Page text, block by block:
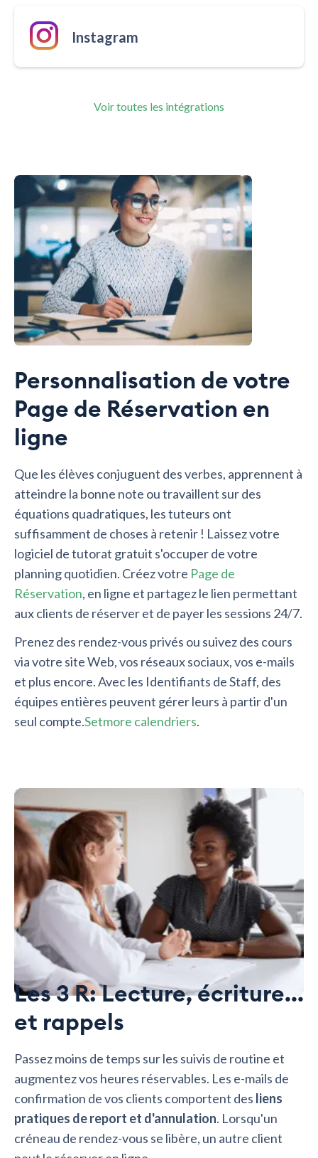
Instagram
Voir toutes les intégrations
Personnalisation de votre
Page de Réservation en
ligne
Que les élèves conjuguent des verbes, apprennent à
atteindre la bonne note ou travaillent sur des
équations quadratiques, les tuteurs ont
suffisamment de choses à retenir ! Laissez votre
logiciel de tutorat gratuit s'occuper de votre
planning quotidien. Créez votre Page de
Réservation, en ligne et partagez le lien permettant
aux clients de réserver et de payer les sessions 24/7.
Prenez des rendez-vous privés ou suivez des cours
via votre site Web, vos réseaux sociaux, vos e-mails
et plus encore. Avec les Identifiants de Staff, des
équipes entières peuvent gérer leurs à partir d'un
seul compte.Setmore calendriers.
Les 3 R: Lecture, écriture...
et rappels
Passez moins de temps sur les suivis de routine et
augmentez vos heures réservables. Les e-mails de
confirmation de vos clients comportent des liens
pratiques de report et d'annulation. Lorsqu'un
créneau de rendez-vous se libère, un autre client